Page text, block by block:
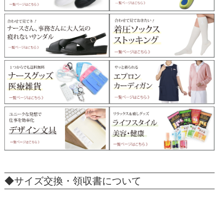
◆サイズ交換・領収書について